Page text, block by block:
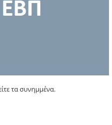
τα συνημμένα.